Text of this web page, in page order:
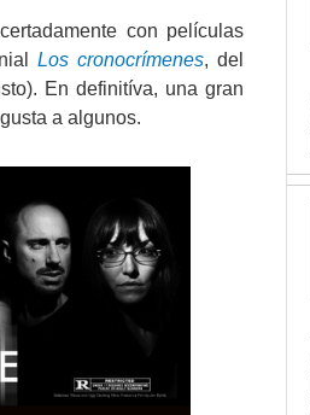
con películas
Los cronocrímenes, del
En definitíva, una gran
a algunos.